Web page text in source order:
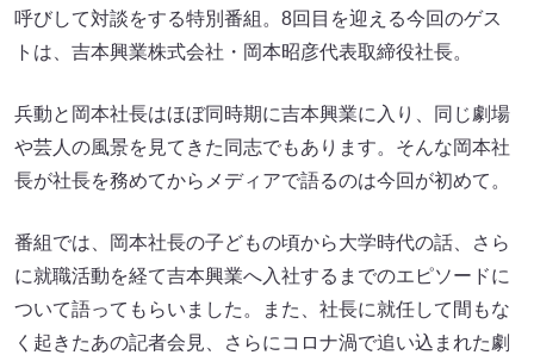
呼びして対談をする特別番組。8回目を迎える今回のゲス
トは、吉本興業株式会社・岡本昭彦代表取締役社長。
兵動と岡本社長はほぼ同時期に吉本興業に入り、同じ劇場
や芸人の風景を見てきた同志でもあります。そんな岡本社
長が社長を務めてからメディアで語るのは今回が初めて。
番組では、岡本社長の子どもの頃から大学時代の話、さら
に就職活動を経て吉本興業へ入社するまでのエピソードに
ついて語ってもらいました。また、社長に就任して間もな
く起きたあの記者会見、さらにコロナ渦で追い込まれた劇